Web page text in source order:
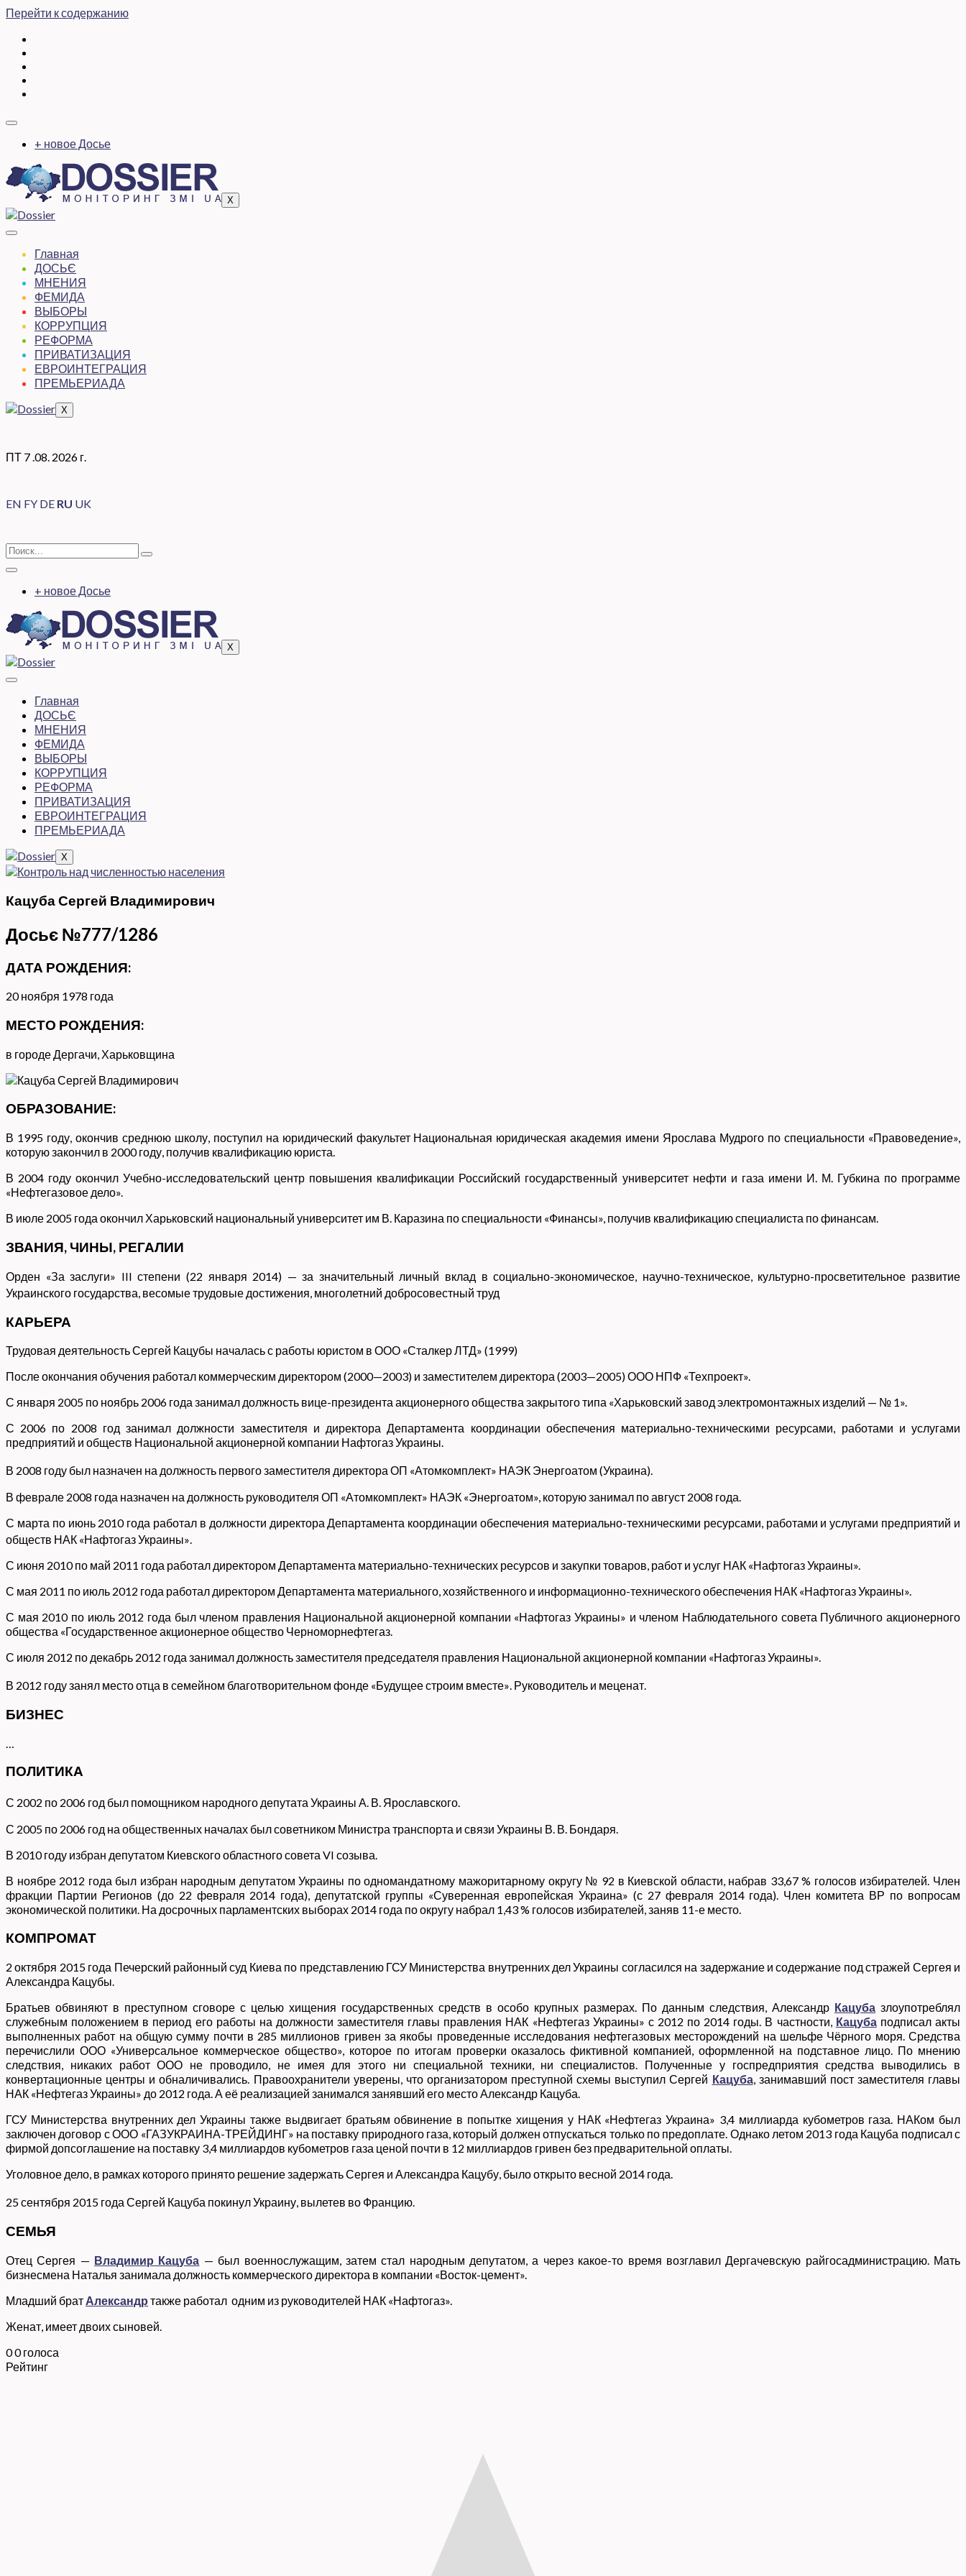
Перейти к содержанию
+ новое Досье
X
Главная
ДОСЬЄ
МНЕНИЯ
ФЕМИДА
ВЫБОРЫ
КОРРУПЦИЯ
РЕФОРМА
ПРИВАТИЗАЦИЯ
ЕВРОИНТЕГРАЦИЯ
ПРЕМЬЕРИАДА
X
ПТ 7 .08. 2026 г.
EN FY DE RU UK
+ новое Досье
X
Главная
ДОСЬЄ
МНЕНИЯ
ФЕМИДА
ВЫБОРЫ
КОРРУПЦИЯ
РЕФОРМА
ПРИВАТИЗАЦИЯ
ЕВРОИНТЕГРАЦИЯ
ПРЕМЬЕРИАДА
X
Кацуба Сергей Владимирович
Досьє №777/1286
ДАТА РОЖДЕНИЯ:
20 ноября 1978 года
МЕСТО РОЖДЕНИЯ:
в городе Дергачи, Харьковщина
ОБРАЗОВАНИЕ:
В 1995 году, окончив среднюю школу, поступил на юридический факультет Национальная юридическая академия имени Ярослава Мудрого по специальности «Правоведение»,
которую закончил в 2000 году, получив квалификацию юриста.
В 2004 году окончил Учебно-исследовательский центр повышения квалификации Российский государственный университет нефти и газа имени И. М. Губкина по программе
«Нефтегазовое дело».
В июле 2005 года окончил Харьковский национальный университет им В. Каразина по специальности «Финансы», получив квалификацию специалиста по финансам.
ЗВАНИЯ, ЧИНЫ, РЕГАЛИИ
Орден «За заслуги» III степени (22 января 2014) — за значительный личный вклад в социально-экономическое, научно-техническое, культурно-просветительное развитие
Украинского государства, весомые трудовые достижения, многолетний добросовестный труд
КАРЬЕРА
Трудовая деятельность Сергей Кацубы началась с работы юристом в ООО «Сталкер ЛТД» (1999)
После окончания обучения работал коммерческим директором (2000—2003) и заместителем директора (2003—2005) ООО НПФ «Техпроект».
С января 2005 по ноябрь 2006 года занимал должность вице-президента акционерного общества закрытого типа «Харьковский завод электромонтажных изделий — № 1».
С 2006 по 2008 год занимал должности заместителя и директора Департамента координации обеспечения материально-техническими ресурсами, работами и услугами
предприятий и обществ Национальной акционерной компании Нафтогаз Украины.
В 2008 году был назначен на должность первого заместителя директора ОП «Атомкомплект» НАЭК Энергоатом (Украина).
В феврале 2008 года назначен на должность руководителя ОП «Атомкомплект» НАЭК «Энергоатом», которую занимал по август 2008 года.
С марта по июнь 2010 года работал в должности директора Департамента координации обеспечения материально-техническими ресурсами, работами и услугами предприятий и
обществ НАК «Нафтогаз Украины».
С июня 2010 по май 2011 года работал директором Департамента материально-технических ресурсов и закупки товаров, работ и услуг НАК «Нафтогаз Украины».
С мая 2011 по июль 2012 года работал директором Департамента материального, хозяйственного и информационно-технического обеспечения НАК «Нафтогаз Украины».
С мая 2010 по июль 2012 года был членом правления Национальной акционерной компании «Нафтогаз Украины» и членом Наблюдательного совета Публичного акционерного
общества «Государственное акционерное общество Черноморнефтегаз.
С июля 2012 по декабрь 2012 года занимал должность заместителя председателя правления Национальной акционерной компании «Нафтогаз Украины».
В 2012 году занял место отца в семейном благотворительном фонде «Будущее строим вместе». Руководитель и меценат.
БИЗНЕС
ПОЛИТИКА
С 2002 по 2006 год был помощником народного депутата Украины А. В. Ярославского.
С 2005 по 2006 год на общественных началах был советником Министра транспорта и связи Украины В. В. Бондаря.
В 2010 году избран депутатом Киевского областного совета VI созыва.
В ноябре 2012 года был избран народным депутатом Украины по одномандатному мажоритарному округу № 92 в Киевской области, набрав 33,67 % голосов избирателей. Член
фракции Партии Регионов (до 22 февраля 2014 года), депутатской группы «Суверенная европейская Украина» (с 27 февраля 2014 года). Член комитета ВР по вопросам
экономической политики. На досрочных парламентских выборах 2014 года по округу набрал 1,43 % голосов избирателей, заняв 11-е место.
КОМПРОМАТ
2 октября 2015 года Печерский районный суд Киева по представлению ГСУ Министерства внутренних дел Украины согласился на задержание и содержание под стражей Сергея и
Александра Кацубы.
Братьев обвиняют в преступном сговоре с целью хищения государственных средств в особо крупных размерах. По данным следствия, Александр Кацуба злоупотреблял
служебным положением в период его работы на должности заместителя главы правления НАК «Нефтегаз Украины» с 2012 по 2014 годы. В частности, Кацубаподписал акты
выполненных работ на общую сумму почти в 285 миллионов гривен за якобы проведенные исследования нефтегазовых месторождений на шельфе Чёрного моря. Средства
перечислили ООО «Универсальное коммерческое общество», которое по итогам проверки оказалось фиктивной компанией, оформленной на подставное лицо. По мнению
следствия, никаких работ ООО не проводило, не имея для этого ни специальной техники, ни специалистов. Полученные у госпредприятия средства выводились в
конвертационные центры и обналичивались. Правоохранители уверены, что организатором преступной схемы выступил Сергей Кацуба, занимавший пост заместителя главы
НАК «Нефтегаз Украины» до 2012 года. А её реализацией занимался занявший его место Александр Кацуба.
ГСУ Министерства внутренних дел Украины также выдвигает братьям обвинение в попытке хищения у НАК «Нефтегаз Украина» 3,4 миллиарда кубометров газа. НАКом был
заключен договор с ООО «ГАЗУКРАИНА-ТРЕЙДИНГ» на поставку природного газа, который должен отпускаться только по предоплате. Однако летом 2013 года Кацуба подписал с
фирмой допсоглашение на поставку 3,4 миллиардов кубометров газа ценой почти в 12 миллиардов гривен без предварительной оплаты.
Уголовное дело, в рамках которого принято решение задержать Сергея и Александра Кацубу, было открыто весной 2014 года.
25 сентября 2015 года Сергей Кацуба покинул Украину, вылетев во Францию.
СЕМЬЯ
Отец Сергея — Владимир Кацуба — был военнослужащим, затем стал народным депутатом, а через какое-то время возглавил Дергачевскую райгосадминистрацию. Мать
бизнесмена Наталья занимала должность коммерческого директора в компании «Восток-цемент».
Младший брат Александр также работал одним из руководителей НАК «Нафтогаз».
Женат, имеет двоих сыновей.
00 голоса
Рейтинг